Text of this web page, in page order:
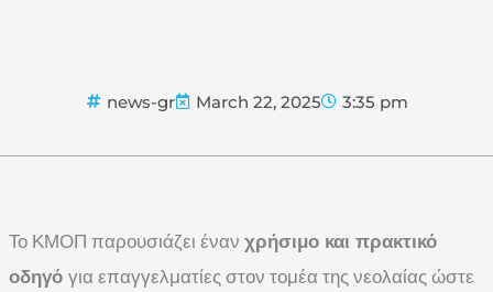
news-gr March 22, 2025 3:35 pm
Το ΚΜΟΠ παρουσιάζει έναν χρήσιμο και πρακτικό
οδηγό για επαγγελματίες στον τομέα της νεολαίας ώστε